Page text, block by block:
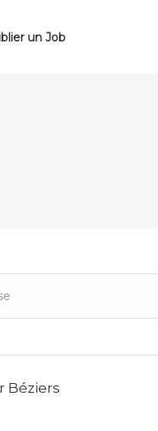
un Job
Béziers